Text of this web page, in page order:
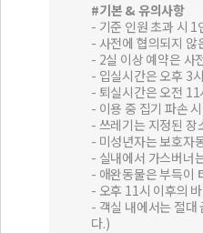
#기본 & 유의사항
- 기준 인원 초과 시
- 사전에 협의되지 않
- 2실 이상 예약은 사
- 입실시간은 오후 3
- 퇴실시간은 오전
- 이용 중 집기 파손
- 쓰레기는 지정된 장
- 미성년자는 보호자
- 실내에서 가스버너
- 애완동물은 부득이
- 오후 11시 이후의
- 객실 내에서는 절대
다.)